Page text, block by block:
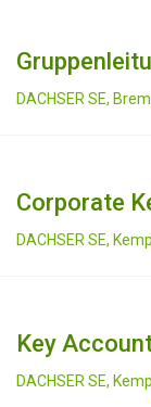
DACHSER SE,
Corporate
DACHSER SE,
Key
DACHSER SE,